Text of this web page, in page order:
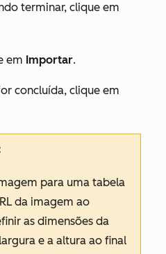
terminar, clique em
em Importar.
concluída, clique em
para uma tabela
da imagem ao
as dimensões da
e a altura ao final